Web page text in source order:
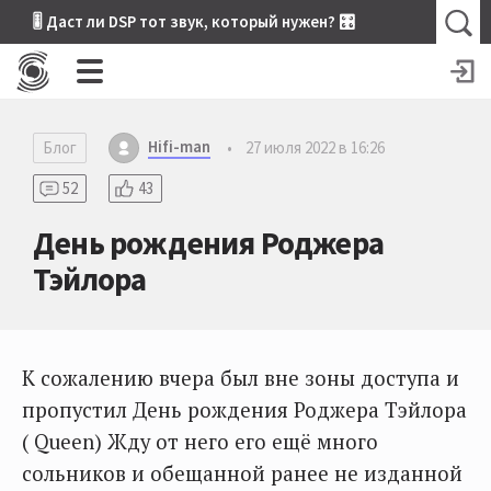
🎚 Даст ли DSP тот звук, который нужен? 🎛
Блог Hifi-man •
27 июля 2022 в 16:26
52
43
День рождения Роджера
Тэйлора
К сожалению вчера был вне зоны доступа и
пропустил День рождения Роджера Тэйлора
( Queen) Жду от него его ещё много
сольников и обещанной ранее не изданной